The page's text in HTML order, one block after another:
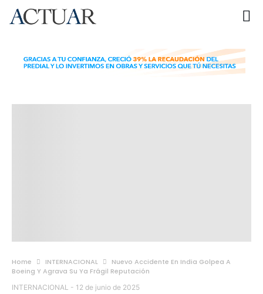
Home INTERNACIONAL
Nuevo Accidente En India Golpea A
Boeing Y Agrava Su Ya Frágil Reputación
INTERNACIONAL - 12 de junio de 2025